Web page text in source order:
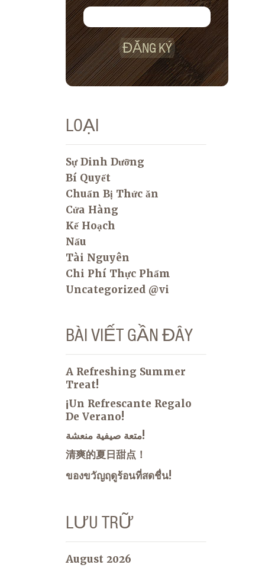
ĐĂNG KÝ
LOẠI
Sự Dinh Dưỡng
Bí Quyết
Chuẩn Bị Thức ăn
Cửa Hàng
Kế Hoạch
Nấu
Tài Nguyên
Chi Phí Thực Phẩm
Uncategorized @vi
BÀI VIẾT GẦN ĐÂY
A Refreshing Summer
Treat!
¡Un Refrescante Regalo
De Verano!
متعة صيفية منعشة!
清爽的夏日甜点！
ของขวัญฤดูร้อนที่สดชื่น!
LƯU TRỮ
August 2026